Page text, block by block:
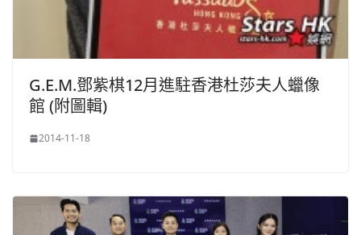
G.E.M.鄧紫棋12月進駐香港杜莎夫人蠟像
館 (附圖輯)
2014-11-18